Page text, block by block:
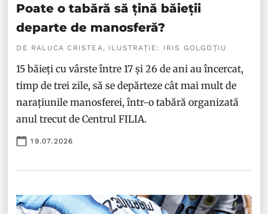
Poate o tabără să țină băieții
departe de manosferă?
DE RALUCA CRISTEA, ILUSTRAȚIE: IRIS GOLGOȚIU
15 băieți cu vârste între 17 și 26 de ani au încercat,
timp de trei zile, să se depărteze cât mai mult de
narațiunile manosferei, într-o tabără organizată
anul trecut de Centrul FILIA.
19.07.2026